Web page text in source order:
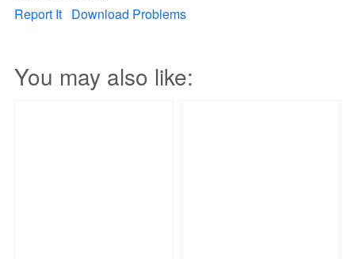
Report It Download Problems
You may also like: